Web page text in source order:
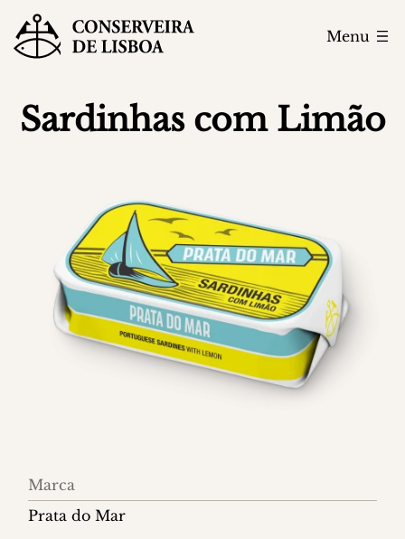
Menu
Sardinhas com Limão
Informações
do
Marca
Prata do Mar